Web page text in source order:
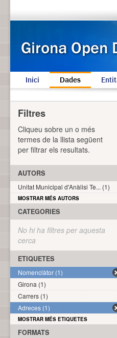
Inici Dades
Filtres
Cliqueu sobre un o més
termes de la llista següent
per filtrar els resultats.
AUTORS
Unitat Municipal d'Anàlisi Te... (1)
MOSTRAR MÉS AUTORS
CATEGORIES
No hi ha filtres per aquesta
cerca
ETIQUETES
Nomenclàtor (1)
Girona (1)
Carrers (1)
Adreces (1)
MOSTRAR MÉS ETIQUETES
FORMATS